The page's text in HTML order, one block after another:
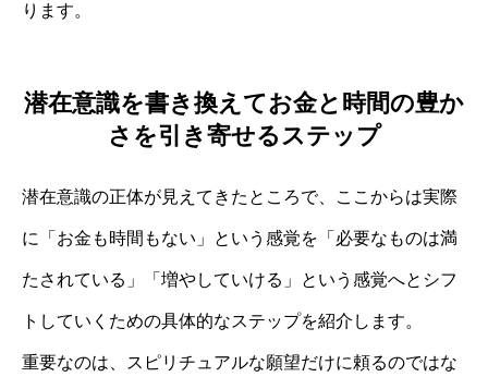
ります。
潜在意識を書き換えてお金と時間の豊か
さを引き寄せるステップ
潜在意識の正体が見えてきたところで、ここからは実際
に「お金も時間もない」という感覚を「必要なものは満
たされている」「増やしていける」という感覚へとシフ
トしていくための具体的なステップを紹介します。
重要なのは、スピリチュアルな願望だけに頼るのではな